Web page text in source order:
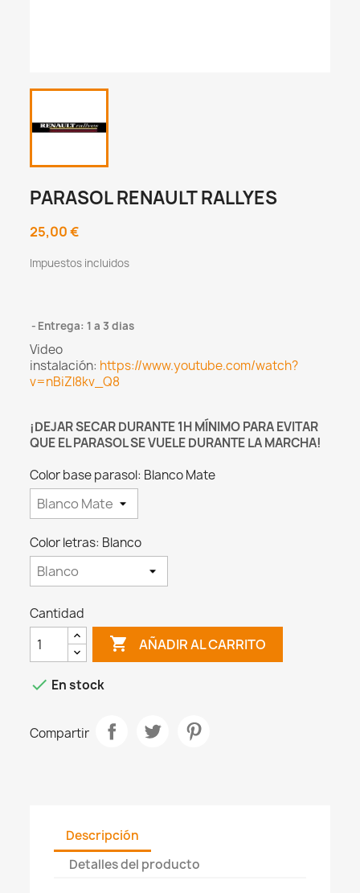
PARASOL RENAULT RALLYES
25,00 €
Impuestos incluidos
Entrega: 1 a 3 dias
Video
instalación: https://www.youtube.com/watch?
v=nBiZl8kv_Q8
¡DEJAR SECAR DURANTE 1H MÍNIMO PARA EVITAR
QUE EL PARASOL SE VUELE DURANTE LA MARCHA!
Color base parasol: Blanco Mate
Color letras: Blanco
Cantidad
 AÑADIR AL CARRITO
 En stock
Compartir
Descripción
Detalles del producto